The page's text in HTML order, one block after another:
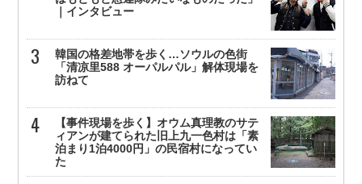
｜インタビュー
韓国の格差地帯を歩く…ソウルの色街
「清凉里588 オーパルパル」解体現場を
訪ねて
【事件現場を歩く】オウム真理教のサテ
ィアンが建てられた旧上九一色村は「素
泊まり1泊4000円」の民宿村になってい
た